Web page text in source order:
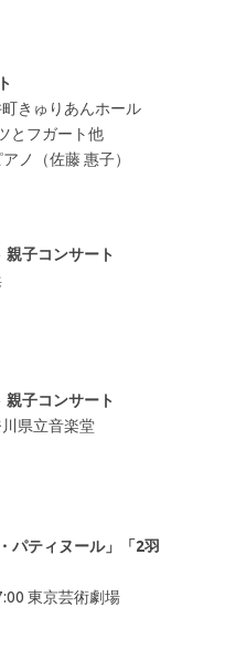
きゅりあんホール
とフガート他
ノ（佐藤 惠子）
親子コンサート
親子コンサート
県立音楽堂
パティヌール」「2羽
東京芸術劇場